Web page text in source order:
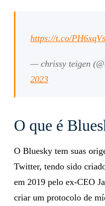
https://t.co/
— chrissy teigen
2023
O que é
O Bluesky tem suas
Twitter, tendo sido
em 2019 pelo ex-CEO
criar um protocolo de